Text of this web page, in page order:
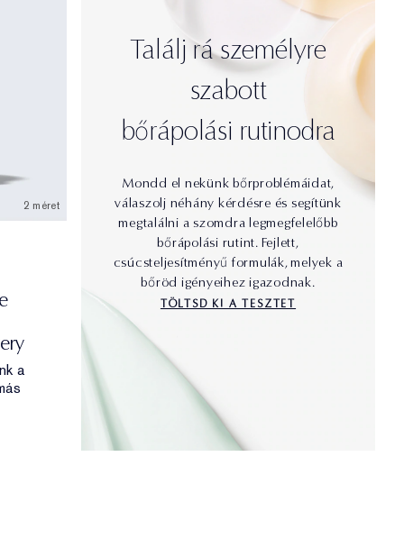
2 méret
a
Találj rá személyre
szabott
bőrápolási rutinodra
Mondd el nekünk bőrproblémáidat,
válaszolj néhány kérdésre és segítünk
megtalálni a szomdra legmegfelelőbb
bőrápolási rutint. Fejlett,
csúcsteljesítményű formulák, melyek a
bőröd igényeihez igazodnak.
TÖLTSD KI A TESZTET